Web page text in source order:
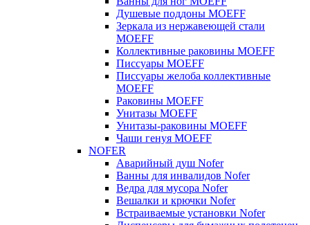
Душевые поддоны MOEFF
Зеркала из нержавеющей стали
MOEFF
Коллективные раковины MOEFF
Писсуары MOEFF
Писсуары желоба коллективные
MOEFF
Раковины MOEFF
Унитазы MOEFF
Унитазы-раковины MOEFF
Чаши генуя MOEFF
NOFER
Аварийный душ Nofer
Ванны для инвалидов Nofer
Ведра для мусора Nofer
Вешалки и крючки Nofer
Встраиваемые установки Nofer